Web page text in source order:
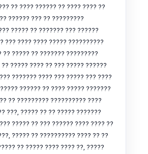
?? ???? ?????? ?? ???? ???? ??
?????? ??? ?? ?????????
????? ?? ??????? ??? ??????
??? ???? ???? ????? ??????????
?? ????? ?? ??????? ?????????
????? ???? ?? ??? ????? ??????
??????? ???? ??? ????? ??? ????
?????? ?? ???? ????? ???????
?? ????????? ?????????? ????
???, ????? ?? ?? ????? ???????
????? ?? ??? ?????? ???? ???? ??
????? ?? ?????????? ???? ?? ??
?? ????? ???? ???? ??, ?????